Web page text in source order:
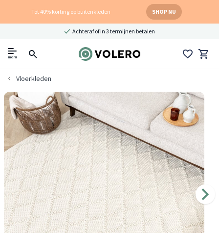
Tot 40% korting op buitenkleden SHOP NU
Achteraf of in 3 termijnen betalen
menu
Vloerkleden